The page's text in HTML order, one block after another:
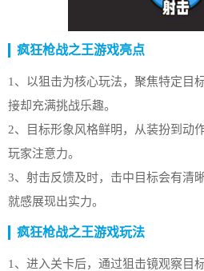
疯狂枪战之王游戏亮点
1、以狙击为核心玩法，聚焦特定目
接却充满挑战乐趣。
2、目标形象风格鲜明，从装扮到动
玩家注意力。
3、射击反馈及时，击中目标会有清
就感展现出实力。
疯狂枪战之王游戏玩法
1、进入关卡后，通过狙击镜观察目